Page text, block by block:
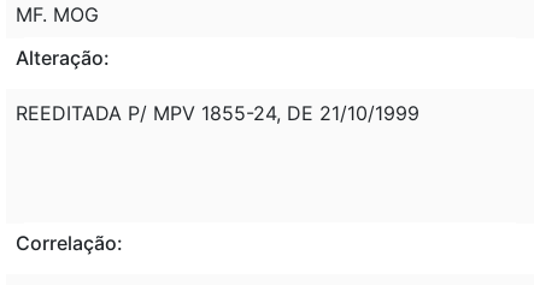
MF. MOG
Alteração:
REEDITADA P/ MPV 1855-24, DE 21/10/1999
Correlação: